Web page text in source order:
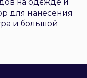
на одежде и
для нанесения
и большой